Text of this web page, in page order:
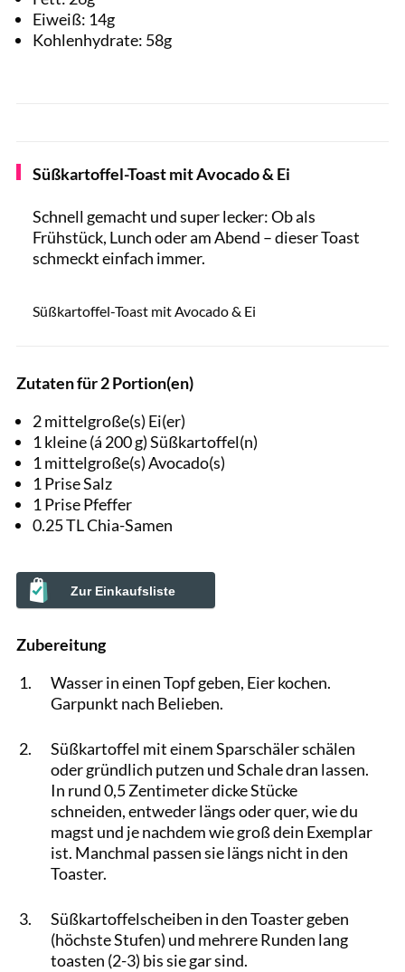
Eiweiß: 14g
Kohlenhydrate: 58g
Süßkartoffel-Toast mit Avocado & Ei
Schnell gemacht und super lecker: Ob als
Frühstück, Lunch oder am Abend – dieser Toast
schmeckt einfach immer.
Süßkartoffel-Toast mit Avocado & Ei
Zutaten für 2 Portion(en)
2 mittelgroße(s) Ei(er)
1 kleine (á 200 g) Süßkartoffel(n)
1 mittelgroße(s) Avocado(s)
1 Prise Salz
1 Prise Pfeffer
0.25 TL Chia-Samen
Zur Einkaufsliste
Zubereitung
Wasser in einen Topf geben, Eier kochen.
Garpunkt nach Belieben.
Süßkartoffel mit einem Sparschäler schälen
oder gründlich putzen und Schale dran lassen.
In rund 0,5 Zentimeter dicke Stücke
schneiden, entweder längs oder quer, wie du
magst und je nachdem wie groß dein Exemplar
ist. Manchmal passen sie längs nicht in den
Toaster.
Süßkartoffelscheiben in den Toaster geben
(höchste Stufen) und mehrere Runden lang
toasten (2-3) bis sie gar sind.